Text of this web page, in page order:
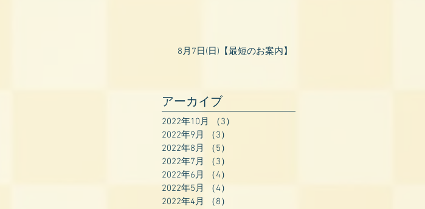
8月7日(日)【最短のお案内】
アーカイブ
2022年10月 （3）
2022年9月
（3）
2022年8月
（5）
2022年7月
（3）
2022年6月
（4）
2022年5月
（4）
2022年4月
（8）